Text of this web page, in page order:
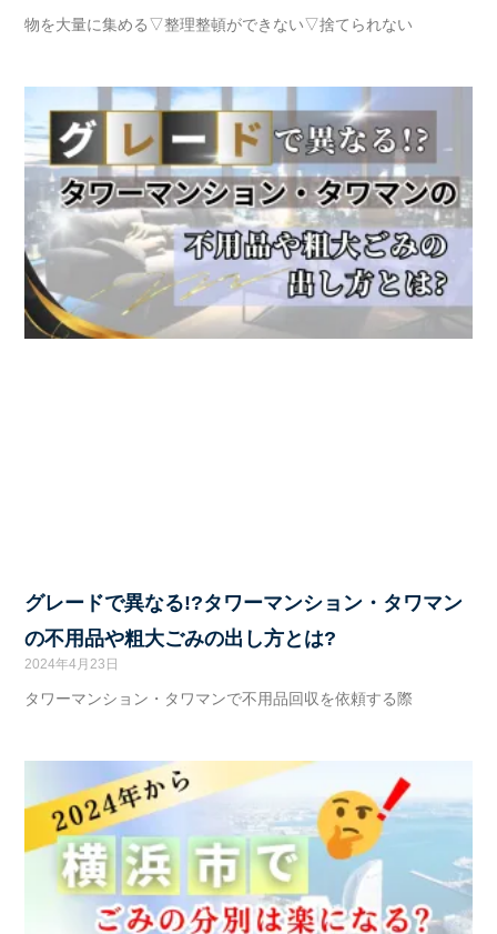
物を大量に集める▽整理整頓ができない▽捨てられない
グレードで異なる!?タワーマンション・タワマン
の不用品や粗大ごみの出し方とは?
2024年4月23日
タワーマンション・タワマンで不用品回収を依頼する際